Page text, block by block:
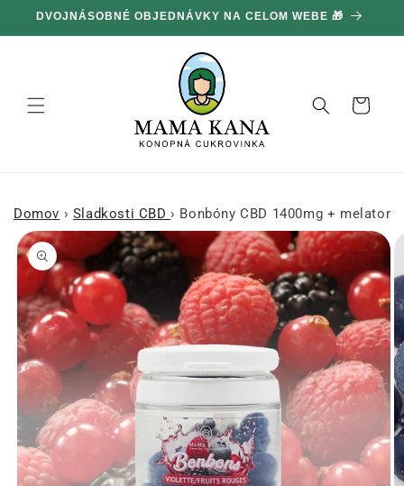
a prejsť
na obsah
DVOJNÁSOBNÉ OBJEDNÁVKY NA CELOM WEBE 🎁
Košík
Domov › Sladkosti CBD › Bonbóny CBD 1400mg +
Prejsť na
informácie
o produkte